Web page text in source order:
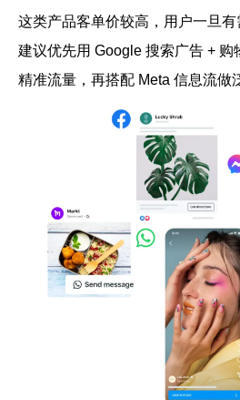
这类产品客单价较高，用户一旦有
建议优先用 Google 搜索广告 + 购
精准流量，再搭配 Meta 信息流做